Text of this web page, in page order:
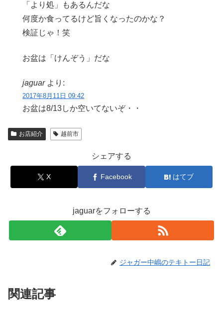
「より処」もあるんだな
何度か食ってるけど旨くなったのかな？
検証じゃ！笑
お盆は「けんぞう」だな
jaguar より:
2017年8月11日 09:42
お盆は8/13しか空いてないぞ・・
お店紹介 越前市
シェアする
X Facebook はてブ
jaguarをフォローする
ジャガー中嶋のテキトー日記
関連記事